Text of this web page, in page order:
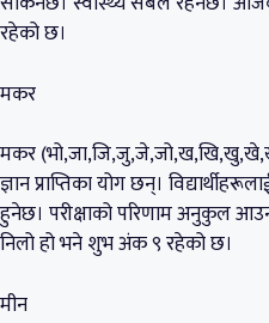
रहेको छ।
मकर
मकर
ज्ञान प्राप्तिका योग छन्।
हुनेछ। परीक्षाको परिणाम अनुकुल
निलो हो भने शुभ अंक ९ रहेको छ।
मीन